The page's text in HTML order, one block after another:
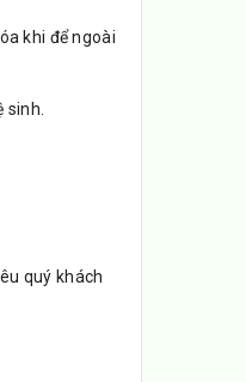
khi để ngoài
quý khách